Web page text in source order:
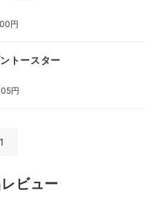
円
トースター
円
1
ビュー